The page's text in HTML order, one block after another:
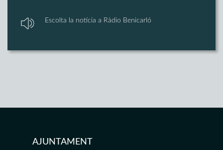
Escolta la notícia a Ràdio Benicarló
AJUNTAMENT